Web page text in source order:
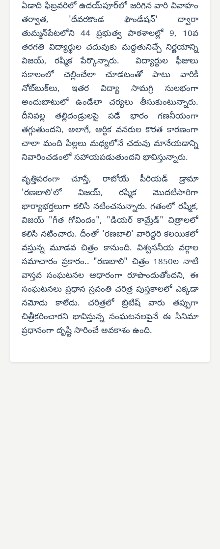
ఏడాది ఫిబ్రవరిలో ఉదయ్‌పూర్‌లో జరిగిన వారి వివాహం
తర్వాత, 'దేవరకొండ ఫౌండేషన్' ద్వారా
తుమ్మన్‌పేటలోని 44 ప్రభుత్వ పాఠశాలల్లో 9, 10వ
తరగతి విద్యార్థుల చదువుకు మద్దతునిచ్చే నిర్ణయాన్ని
విజయ్, రష్మిక పేర్కొన్నారు. విద్యార్థుల ఫీజులు
సకాలంలో చెల్లించేలా చూడటంతో పాటు వారికి
నోట్‌బుక్‌లు, ఇతర విద్యా సామగ్రి సులభంగా
అందుబాటులో ఉండేలా చర్యలు తీసుకుంటున్నారు.
దీనివల్ల తల్లిదండ్రులపై పడే భారం గణనీయంగా
తగ్గుతుందని, అలాగే, ఆర్థిక వనరుల కొరత కారణంగా
చాలా మంది పిల్లలు మధ్యలోనే చదువు మానేయడాన్ని
నివారించడంలో సహాయపడుతుందని భావిస్తున్నారు.
వృత్తిపరంగా చూస్తే, రాబోయే పీరియడ్ డ్రామా
'రణబాలి'లో విజయ్, రష్మిక మొదటిసారిగా
భార్యాభర్తలుగా కలిసి నటించనున్నారు. గతంలో రష్మిక,
విజయ్ "గీత గోవిందం", "డియర్ కామ్రేడ్" చిత్రాలలో
కలిసి నటించారు. దీంతో 'రణబాలి' వారిద్దరి కలయికలో
వస్తున్న మూడవ చిత్రం కానుంది. విశ్వసనీయ వర్గాల
సమాచారం ప్రకారం.. "రణబాలి" చిత్రం 1850ల నాటి
వాస్తవ సంఘటనల ఆధారంగా రూపొందుతోందని, ఈ
సంఘటనలు ప్రధాన స్రవంతి చరిత్ర పుస్తకాలలో ఎక్కడా
నమోదు కాలేదు. చరిత్రలో బ్రిటిష్ వారు తప్పుగా
చిత్రీకరించారని భావిస్తున్న సంఘటనలపైనే ఈ సినిమా
ప్రధానంగా దృష్టి సారించే అవకాశం ఉంది.